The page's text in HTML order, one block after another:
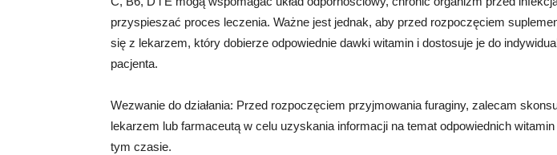
przyspieszać proces leczenia. Ważne jest jednak, aby przed rozpoczęciem
się z lekarzem, który dobierze odpowiednie dawki witamin i dostosuje je do
pacjenta.
Wezwanie do działania: Przed rozpoczęciem przyjmowania furaginy, zalecam
lekarzem lub farmaceutą w celu uzyskania informacji na temat odpowiednich
tym czasie.